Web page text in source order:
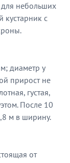
небольших
кустарник с
диаметр у
прирост не
густая,
После 10
м в ширину.
от